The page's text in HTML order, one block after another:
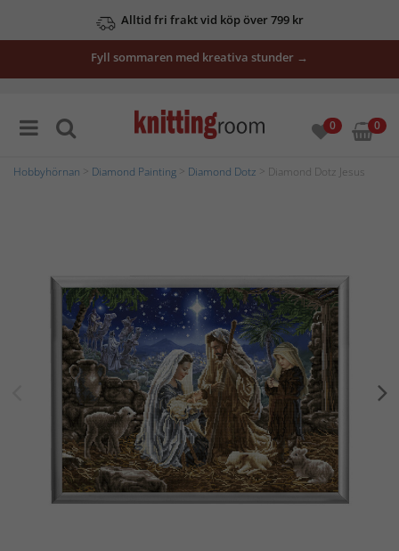
Alltid fri frakt vid köp över 799 kr
Fyll sommaren med kreativa stunder →
0 0
Hobbyhörnan Diamond Painting Diamond Dotz > Diamond Dotz Jesus